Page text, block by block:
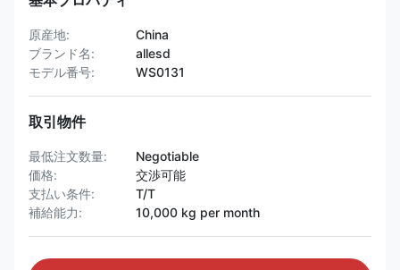
原産地:
China
ブランド名:
allesd
モデル番号:
WS0131
取引物件
最低注文数量:
Negotiable
価格:
交渉可能
支払い条件:
T/T
補給能力:
10,000 kg per month